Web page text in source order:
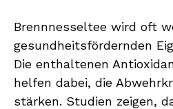
Brennnesseltee wird oft
gesundheitsfördernden
Die enthaltenen
helfen dabei, die
stärken. Studien zeigen,